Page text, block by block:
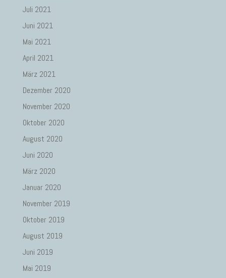
Juli 2021
Juni 2021
Mai 2021
April 2021
März 2021
Dezember 2020
November 2020
Oktober 2020
August 2020
Juni 2020
März 2020
Januar 2020
November 2019
Oktober 2019
August 2019
Juni 2019
Mai 2019